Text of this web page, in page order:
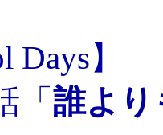
】
誰より